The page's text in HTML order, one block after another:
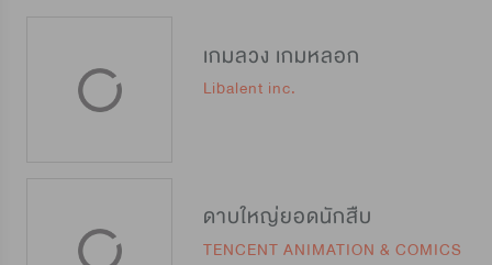
เกมลวง เกมหลอก
Libalent inc.
ดาบใหญ่ยอดนักสืบ
TENCENT ANIMATION & COMICS